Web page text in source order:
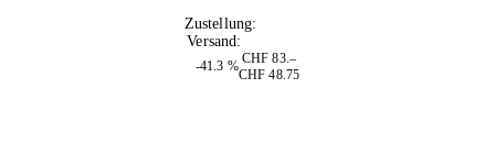
Zustellung:
Versand:
-41.3 %
CHF 83.–
CHF 48.75